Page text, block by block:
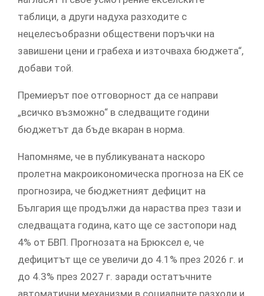
таблици, а други надуха разходите с
нецелесъобразни обществени поръчки на
завишени цени и грабеха и източваха бюджета“,
добави той.
Премиерът пое отговорност да се направи
„всичко възможно“ в следващите години
бюджетът да бъде вкаран в норма.
Напомняме, че в публикуваната наскоро
пролетна макроикономическа прогноза на ЕК се
прогнозира, че бюджетният дефицит на
България ще продължи да нараства през тази и
следващата година, като ще се застопори над
4% от БВП. Прогнозата на Брюксел е, че
дефицитът ще се увеличи до 4.1% през 2026 г. и
до 4.3% през 2027 г. заради остатъчните